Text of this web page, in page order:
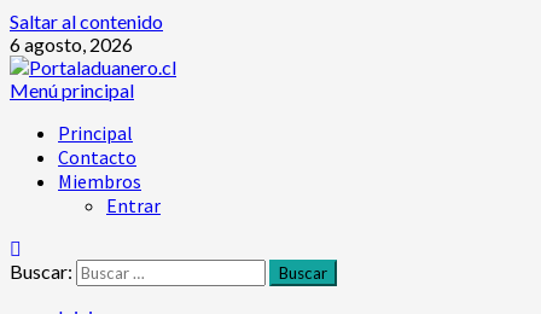
Saltar al contenido
6 agosto, 2026
Menú principal
Principal
Contacto
Miembros
Entrar
Buscar: